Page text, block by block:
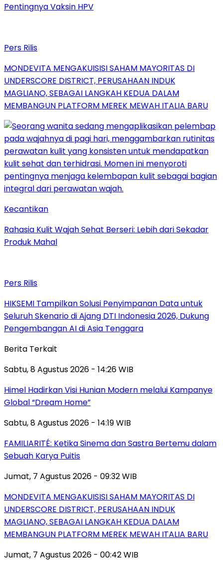
Pentingnya Vaksin HPV
Pers Rilis
MONDEVITA MENGAKUISISI SAHAM MAYORITAS DI
UNDERSCORE DISTRICT, PERUSAHAAN INDUK
MAGLIANO, SEBAGAI LANGKAH KEDUA DALAM
MEMBANGUN PLATFORM MEREK MEWAH ITALIA BARU
Kecantikan
Rahasia Kulit Wajah Sehat Berseri: Lebih dari Sekadar
Produk Mahal
Pers Rilis
HIKSEMI Tampilkan Solusi Penyimpanan Data untuk
Seluruh Skenario di Ajang DTI Indonesia 2026, Dukung
Pengembangan AI di Asia Tenggara
Berita Terkait
Sabtu, 8 Agustus 2026 - 14:26 WIB
Himel Hadirkan Visi Hunian Modern melalui Kampanye
Global “Dream Home”
Sabtu, 8 Agustus 2026 - 14:19 WIB
FAMILIARITÉ: Ketika Sinema dan Sastra Bertemu dalam
Sebuah Karya Puitis
Jumat, 7 Agustus 2026 - 09:32 WIB
MONDEVITA MENGAKUISISI SAHAM MAYORITAS DI
UNDERSCORE DISTRICT, PERUSAHAAN INDUK
MAGLIANO, SEBAGAI LANGKAH KEDUA DALAM
MEMBANGUN PLATFORM MEREK MEWAH ITALIA BARU
Jumat, 7 Agustus 2026 - 00:42 WIB